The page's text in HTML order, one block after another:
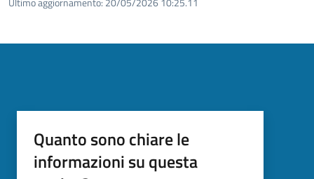
Quanto sono chiare le
informazioni su questa